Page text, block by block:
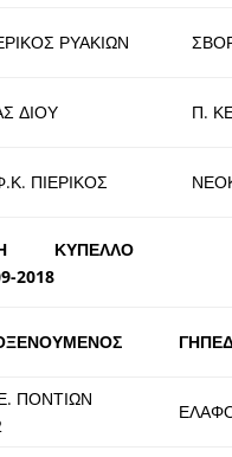
ΡΥΑΚΙΩΝ
ΔΙΟΥ Π.
ΠΙΕΡΙΚΟΣ
ΚΥΠΕΛΛΟ
2018
ΠΟΝΤΙΩΝ